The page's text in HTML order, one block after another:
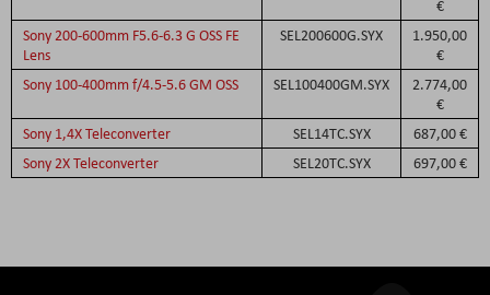
€
Sony 200-600mm F5.6-6.3 G OSS FE
Lens
SEL200600G.SYX
1.950,00
€
Sony 100-400mm f/4.5-5.6 GM OSS
SEL100400GM.SYX
2.774,00
€
Sony 1,4X Teleconverter
SEL14TC.SYX
687,00 €
Sony 2X Teleconverter
SEL20TC.SYX 697,00 €